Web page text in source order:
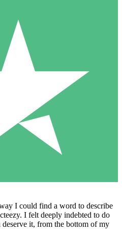
I could find a word to describe
I felt deeply indebted to do
it, from the bottom of my